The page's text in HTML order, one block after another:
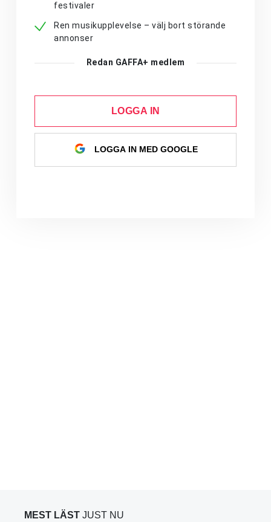
festivaler
Ren musikupplevelse – välj bort störande
annonser
Redan GAFFA+ medlem
LOGGA IN
LOGGA IN MED GOOGLE
MEST LÄST JUST NU